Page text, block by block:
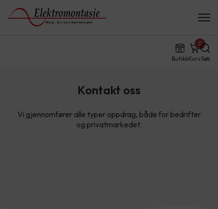
ButikkKurv
0
Søk
Kontakt oss
Vi gjennomfører alle typer oppdrag, både for bedrifter
og privatmarkedet.